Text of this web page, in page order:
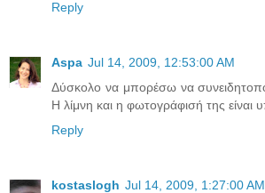
Reply
Aspa Jul 14, 2009, 12:53:00 AM
Δύσκολο να μπορέσω να
Η λίμνη και η φωτογράφισή της είναι
Reply
kostaslogh Jul 14, 2009, 1:27:00 AM